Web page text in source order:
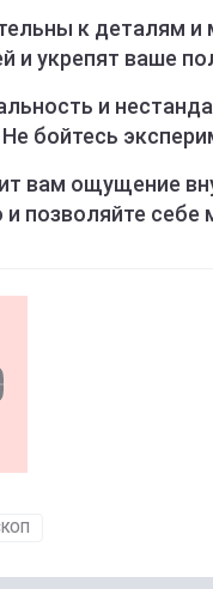
к деталям
и укрепят ваше
и
бойтесь
вам ощущение
позволяйте себе